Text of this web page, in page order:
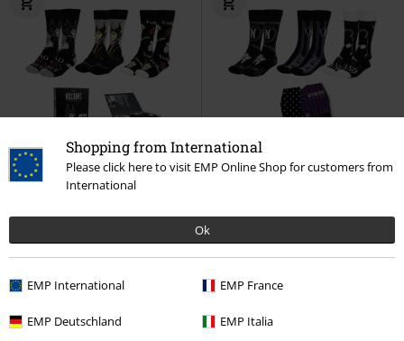
Shopping from International
Please click here to visit EMP Online Shop for customers from
International
Ok
EMP International EMP France
EMP Deutschland EMP Italia
Ursula, Evil Queen, Maleficent
Disney
Ponožky
Ponožky